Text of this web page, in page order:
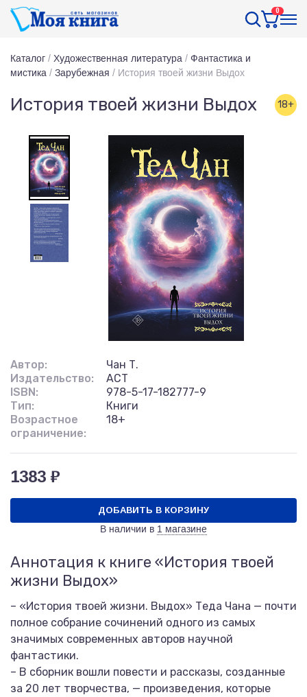
0
Каталог / Художественная литература / Фантастика и
мистика / Зарубежная / История твоей жизни Выдох
История твоей жизни Выдох 18+
Автор:
Чан Т.
Издательство:
АСТ
ISBN:
978-5-17-182777-9
Тип:
Книги
Возрастное
ограничение:
18+
1383 ₽
ДОБАВИТЬ В КОРЗИНУ
В наличии в 1 магазине
Аннотация к книге «История твоей
жизни Выдох»
– «История твоей жизни. Выдох» Теда Чана — почти
полное собрание сочинений одного из самых
значимых современных авторов научной
фантастики.
– В сборник вошли повести и рассказы, созданные
за 20 лет творчества, — произведения, которые